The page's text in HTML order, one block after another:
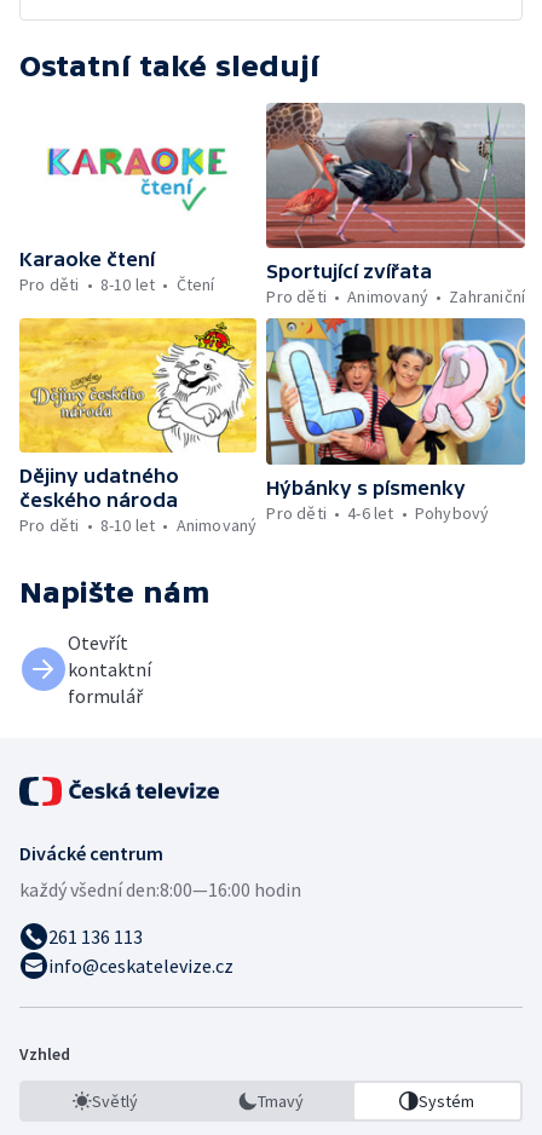
Ostatní také sledují
Karaoke čtení
Pro děti
8-10 let Čtení
Sportující zvířata
Pro děti
Animovaný Zahraniční
Dějiny udatného
českého národa
Pro děti
8-10 let Animovaný
Hýbánky s písmenky
Pro děti
4-6 let Pohybový
Napište nám
Otevřít
kontaktní
formulář
Divácké centrum
každý všední den:8:00—16:00 hodin
261 136 113
info@ceskatelevize.cz
Vzhled
Světlý Tmavý Systém